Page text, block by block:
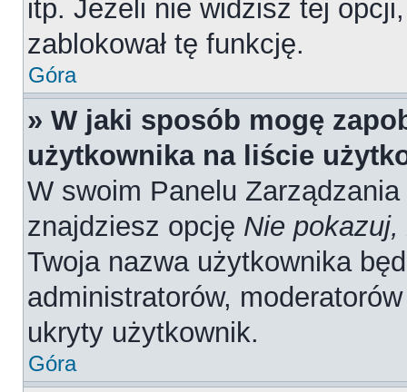
itp. Jeżeli nie widzisz tej
zablokował tę funkcję.
Góra
» W jaki sposób mogę
użytkownika na liście
W swoim Panelu
znajdziesz opcję Nie
Twoja nazwa użytkownika
administratorów,
ukryty użytkownik.
Góra